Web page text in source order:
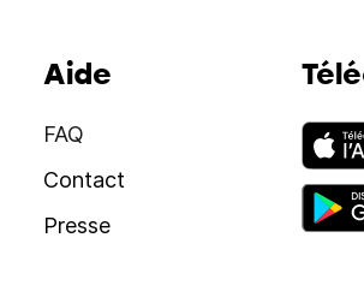
Aide
FAQ
Contact
Presse